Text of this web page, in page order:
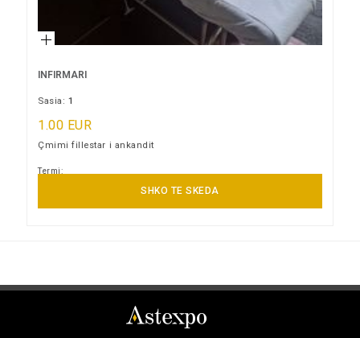
INFIRMARI
Sasia: 1
1.00 EUR
Çmimi fillestar i ankandit
Termi:
SHKO TE SKEDA